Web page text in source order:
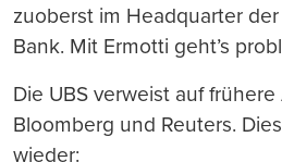
zuoberst im Headquarter
Bank. Mit Ermotti geht’s
Die UBS verweist auf
Bloomberg und Reuters.
wieder: